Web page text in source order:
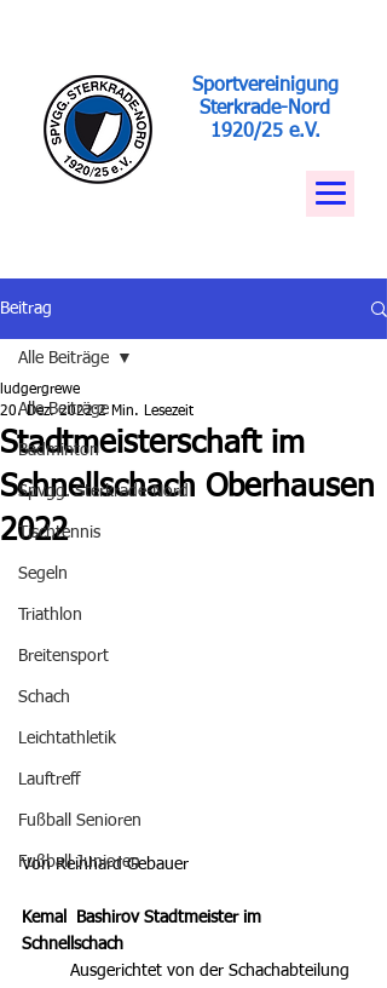
Sportvereinigung
Sterkrade-Nord
1920/25 e.V.
Beitrag
Alle Beiträge
Badminton
Spvgg. Sterkrade-Nord
Tischtennis
Segeln
Triathlon
Breitensport
Schach
Leichtathletik
Lauftreff
Fußball Senioren
Fußball Junioren
Alle Beiträge
Stadtmeisterschaft im
Schnellschach Oberhausen
2022
ludgergrewe
20. Dez. 2022 2 Min. Lesezeit
Von Reinhard Gebauer
Kemal  Bashirov Stadtmeister im
Schnellschach